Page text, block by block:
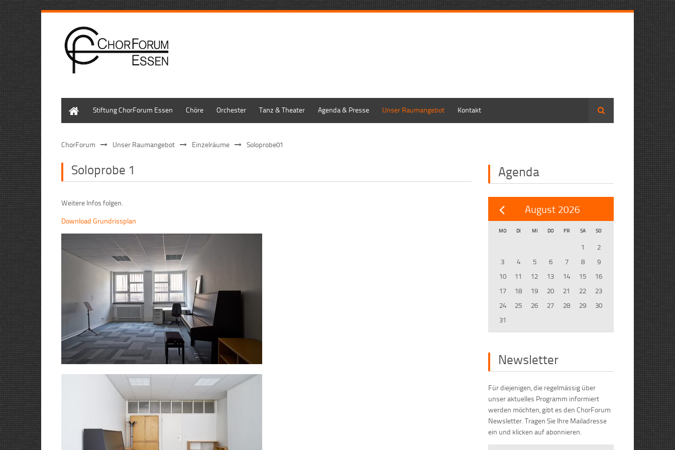
Stiftung ChorForum Essen Chöre Orchester Tanz & Theater Agenda & Presse Unser Raumangebot Kontakt Suche
ChorForum Unser Raumangebot Einzelräume Soloprobe01
Soloprobe 1
Weitere Infos folgen.
Download Grundrissplan
Agenda
August 2026
MO DI MI DO FR SA SO
1
2
3
4 5 6 7 8
9
10
11 12 13 14 15
16
17
18 19 20 21 22
23
24
25 26 27 28 29
30
31
Newsletter
Für diejenigen, die regelmässig über
unser aktuelles Programm informiert
werden möchten, gibt es den ChorForum
Newsletter. Tragen Sie Ihre Mailadresse
ein und klicken auf abonnieren.